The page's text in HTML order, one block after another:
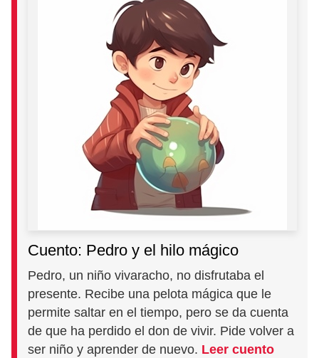
Cuento: Pedro y el hilo mágico
Pedro, un niño vivaracho, no disfrutaba el
presente. Recibe una pelota mágica que le
permite saltar en el tiempo, pero se da cuenta
de que ha perdido el don de vivir. Pide volver a
ser niño y aprender de nuevo. Leer cuento